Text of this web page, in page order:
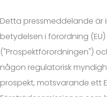
Detta pressmeddelande är
betydelsen i förordning (EU)
("Prospektförordningen")
någon regulatorisk
prospekt, motsvarande ett